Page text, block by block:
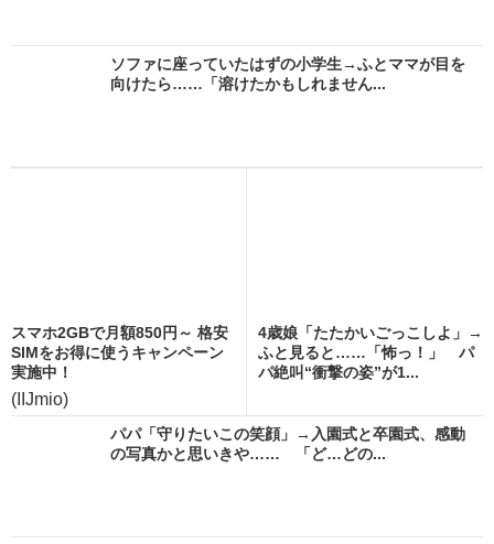
ソファに座っていたはずの小学生→ふとママが目を
向けたら……「溶けたかもしれません...
スマホ2GBで月額850円～ 格安
SIMをお得に使うキャンペーン
実施中！
(IIJmio)
4歳娘「たたかいごっこしよ」→
ふと見ると……「怖っ！」 パ
パ絶叫“衝撃の姿”が1...
パパ「守りたいこの笑顔」→入園式と卒園式、感動
の写真かと思いきや…… 「ど…どの...